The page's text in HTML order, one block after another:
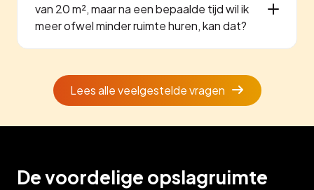
van 20 m², maar na een bepaalde tijd wil ik
meer ofwel minder ruimte huren, kan dat?
Lees alle veelgestelde vragen
De voordelige opslagruimte